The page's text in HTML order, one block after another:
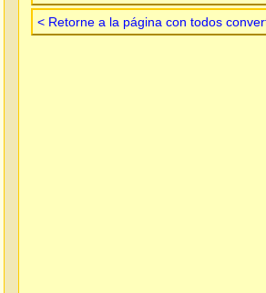
< Retorne a la página con todos